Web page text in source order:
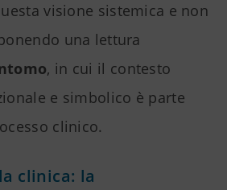
visione sistemica e non
una lettura
, in cui il contesto
e simbolico è parte
clinico.
clinica: la